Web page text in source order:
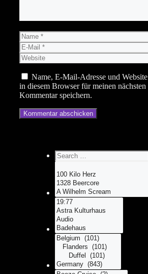
Name
E-
Mail
Website
Name, E-Mail-Adresse und Website
in diesem Browser für meinen nächsten
Kommentar speichern.